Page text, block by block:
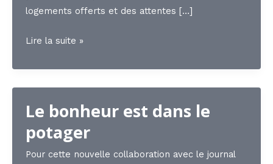
logements offerts et des attentes […]
Adapter
pour
mieux
vivre
les
enjeux
Lire la suite »
Le bonheur est dans le
potager
Pour cette nouvelle collaboration avec le journal